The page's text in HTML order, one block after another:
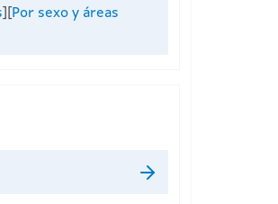
Por sexo y áreas